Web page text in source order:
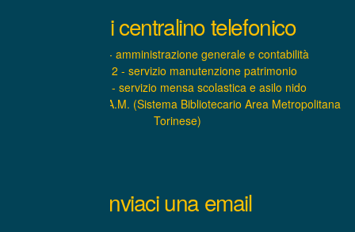
Interni centralino telefonico
INTERNO 1 - amministrazione generale e contabilità
INTERNO 2 - servizio manutenzione patrimonio
INTERNO 3 - servizio mensa scolastica e asilo nido
INTERNO 4 – S.B.A.M. (Sistema Bibliotecario Area Metropolitana
Torinese)
Inviaci una email